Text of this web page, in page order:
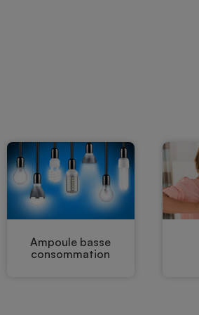
Ampoule basse
consommation
Lessive